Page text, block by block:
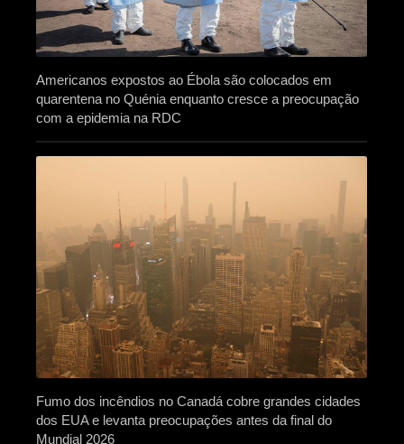
Americanos expostos ao Ébola são colocados em
quarentena no Quénia enquanto cresce a preocupação
com a epidemia na RDC
Fumo dos incêndios no Canadá cobre grandes cidades
dos EUA e levanta preocupações antes da final do
Mundial 2026